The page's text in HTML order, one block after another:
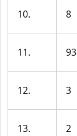
10. 8
11. 93
12. 3
13. 2